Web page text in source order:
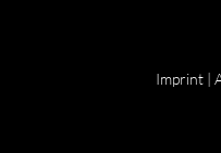
Imprint |